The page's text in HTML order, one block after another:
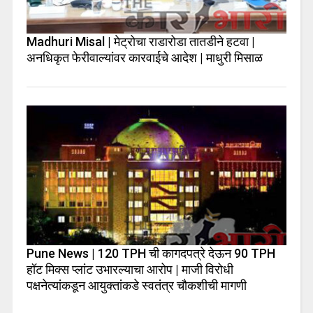
Madhuri Misal | मेट्रोचा राडारोडा तातडीने हटवा |
अनधिकृत फेरीवाल्यांवर कारवाईचे आदेश | माधुरी मिसाळ
Pune News | 120 TPH ची कागदपत्रे देऊन 90 TPH
हॉट मिक्स प्लांट उभारल्याचा आरोप | माजी विरोधी
पक्षनेत्यांकडून आयुक्तांकडे स्वतंत्र चौकशीची मागणी